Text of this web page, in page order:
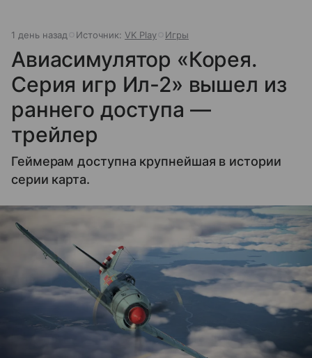
1 день назад Источник: VK Play Игры
Авиасимулятор «Корея.
Серия игр Ил-2» вышел из
раннего доступа —
трейлер
Геймерам доступна крупнейшая в истории
серии карта.